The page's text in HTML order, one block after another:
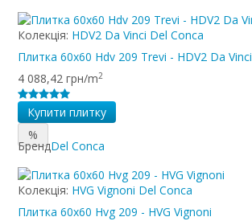
Колекція: HDV2 Da Vinci Del Conca
Плитка 60x60 Hdv 209 Trevi - HDV2 Da Vinci
4 088,42 грн/m2
Купити плитку
%
БрендDel Conca
Колекція: HVG Vignoni Del Conca
Плитка 60x60 Hvg 209 - HVG Vignoni